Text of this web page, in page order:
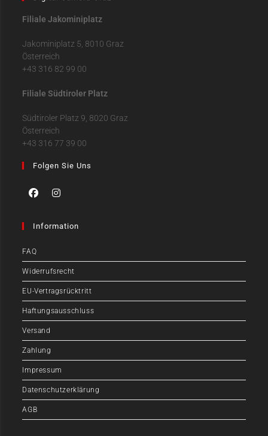
Filiale Jakominiplatz
Jakominiplatz 5, 8010 Graz
Österreich
+43 316 82 99 00
Filiale Südtiroler Platz
Südtiroler Platz 9, 8020 Graz
Österreich
+43 316 77 39 00
Folgen Sie Uns
Information
FAQ
Widerrufsrecht
EU-Vertragsrücktritt
Haftungsausschluss
Versand
Zahlung
Impressum
Datenschutzerklärung
AGB